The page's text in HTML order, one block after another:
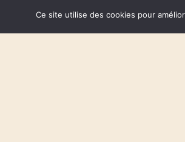
Ce site utilise des cookies pour